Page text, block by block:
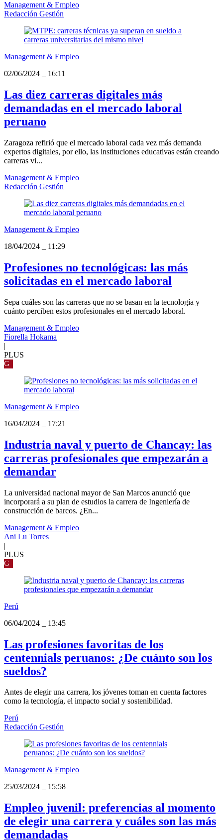
Management & Empleo
Redacción Gestión
Management & Empleo
02/06/2024
16:11
Las diez carreras digitales más
demandadas en el mercado laboral
peruano
Zaragoza refirió que el mercado laboral cada vez más demanda
expertos digitales, por ello, las instituciones educativas están creando
carreras vi...
Management & Empleo
Redacción Gestión
Management & Empleo
18/04/2024
11:29
Profesiones no tecnológicas: las más
solicitadas en el mercado laboral
Sepa cuáles son las carreras que no se basan en la tecnología y
cuánto perciben estos profesionales en el mercado laboral.
Management & Empleo
Fiorella Hokama
|
PLUS
G
Management & Empleo
16/04/2024
17:21
Industria naval y puerto de Chancay: las
carreras profesionales que empezarán a
demandar
La universidad nacional mayor de San Marcos anunció que
incorporará a su plan de estudios la carrera de Ingeniería de
construcción de barcos. ¿En...
Management & Empleo
Ani Lu Torres
|
PLUS
G
Perú
06/04/2024
13:45
Las profesiones favoritas de los
centennials peruanos: ¿De cuánto son los
sueldos?
Antes de elegir una carrera, los jóvenes toman en cuenta factores
como la tecnología, el impacto social y sostenibilidad.
Perú
Redacción Gestión
Management & Empleo
25/03/2024
15:58
Empleo juvenil: preferencias al momento
de elegir una carrera y cuáles son las más
demandadas